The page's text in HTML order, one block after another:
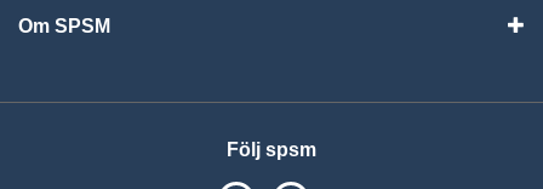
Om SPSM
Följ spsm